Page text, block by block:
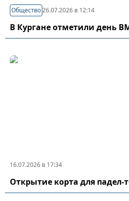
Общество26.07.2026 в 12:14
В Кургане отметили день
16.07.2026 в 17:34
Открытие корта для падел-